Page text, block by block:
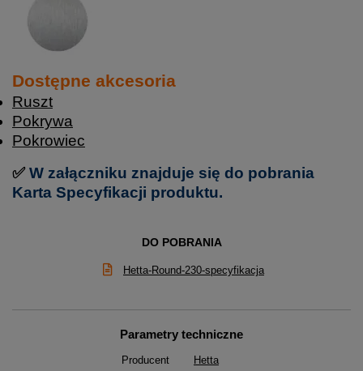
Dostępne akcesoria
Ruszt
Pokrywa
Pokrowiec
✅ W załączniku znajduje się do pobrania
Karta Specyfikacji produktu.
DO POBRANIA
Hetta-Round-230-specyfikacja
Parametry techniczne
Producent Hetta